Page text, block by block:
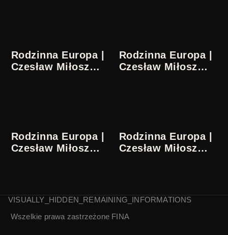
Rodzinna Europa |
Czesław Miłosz
Rodzinna Europa |
Czesław Miłosz
Rodzinna Europa |
Czesław Miłosz
Rodzinna Europa |
Czesław Miłosz
Rodzinna Europa |
Rodzinna Europa |
VISUALLY_HIDDEN_REMAINING_INFORMATIONS
Wszelkie prawa zastrzeżone FINA